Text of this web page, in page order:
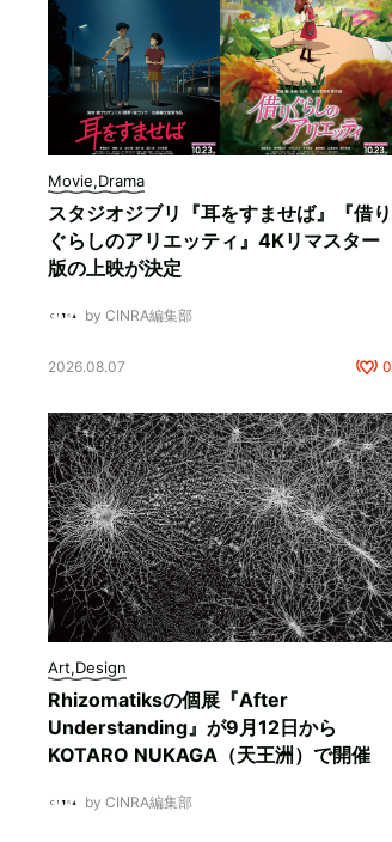
Movie,Drama
スタジオジブリ『耳をすませば』『借り
ぐらしのアリエッティ』4Kリマスター
版の上映が決定
by CINRA編集部
2026.08.07 0
Art,Design
Rhizomatiksの個展『After
Understanding』が9月12日から
KOTARO NUKAGA（天王洲）で開催
by CINRA編集部